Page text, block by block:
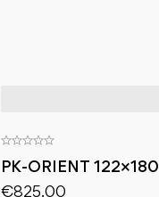
PK-ORIENT 122×180
€825.00